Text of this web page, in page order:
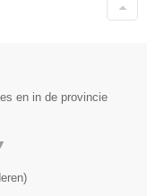
en in de provincie
)